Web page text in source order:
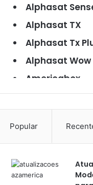
Alphasat
Alphasat TX
Alphasat Tx
Alphasat Wow
Americabox
Americabox
Americabox
Americabox
Popular